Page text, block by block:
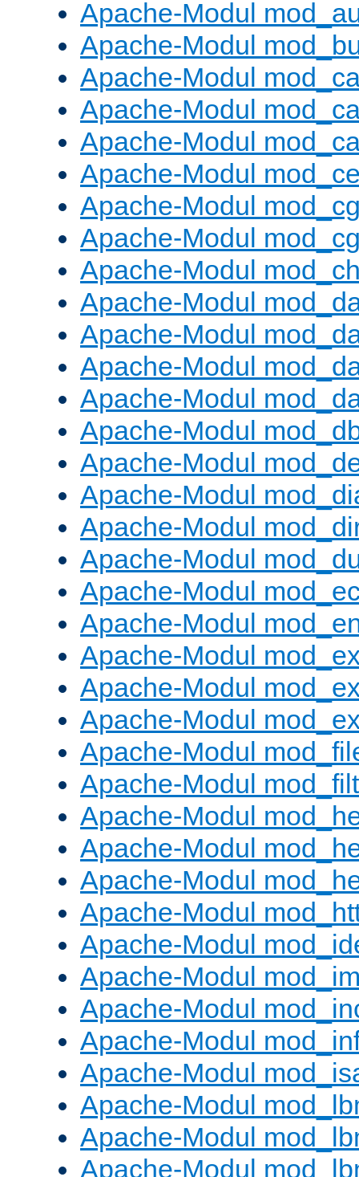
Apache-Modul
Apache-Modul
Apache-Modul
Apache-Modul
Apache-Modul
Apache-Modul
Apache-Modul
Apache-Modul
Apache-Modul
Apache-Modul
Apache-Modul
Apache-Modul
Apache-Modul
Apache-Modul
Apache-Modul
Apache-Modul
Apache-Modul
Apache-Modul
Apache-Modul
Apache-Modul
Apache-Modul
Apache-Modul
Apache-Modul
Apache-Modul
Apache-Modul
Apache-Modul
Apache-Modul
Apache-Modul
Apache-Modul
Apache-Modul
Apache-Modul
Apache-Modul
Apache-Modul
Apache-Modul
Apache-Modul
Apache-Modul
Apache-Modul